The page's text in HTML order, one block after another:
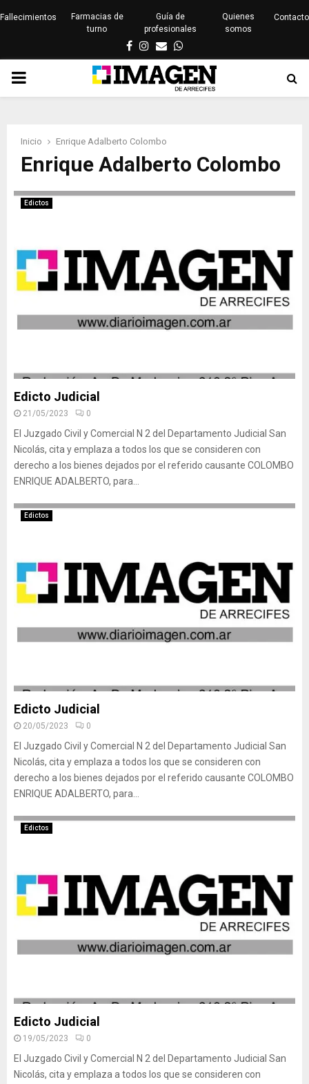
Fallecimientos
Farmacias de
turno
Guía de
profesionales
Quienes
somos
Contacto
Facebook
Instagram
EmailWhatsapp
PRIMARY
Inicio Enrique Adalberto Colombo
Enrique Adalberto Colombo
Edictos
Edicto Judicial
21/05/2023 0
El Juzgado Civil y Comercial N 2 del Departamento Judicial San
Nicolás, cita y emplaza a todos los que se consideren con
derecho a los bienes dejados por el referido causante COLOMBO
ENRIQUE ADALBERTO, para...
Edictos
Edicto Judicial
20/05/2023 0
El Juzgado Civil y Comercial N 2 del Departamento Judicial San
Nicolás, cita y emplaza a todos los que se consideren con
derecho a los bienes dejados por el referido causante COLOMBO
ENRIQUE ADALBERTO, para...
Edictos
Edicto Judicial
19/05/2023 0
El Juzgado Civil y Comercial N 2 del Departamento Judicial San
Nicolás, cita y emplaza a todos los que se consideren con